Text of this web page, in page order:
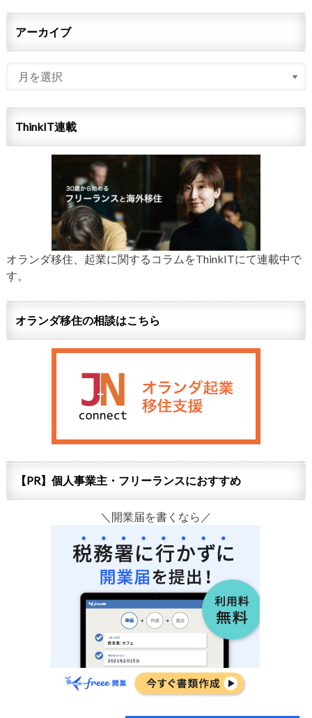
アーカイブ
ThinkIT連載
オランダ移住、起業に関するコラムをThinkITにて連載中で
す。
オランダ移住の相談はこちら
【PR】個人事業主・フリーランスにおすすめ
＼開業届を書くなら／